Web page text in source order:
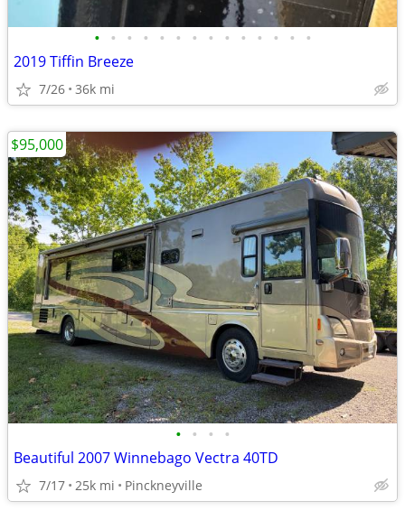
• • • • • • • • • • • • • •
2019 Tiffin Breeze
7/26 36k mi
• • • •
Beautiful 2007 Winnebago Vectra 40TD
7/17 25k mi Pinckneyville
$95,000